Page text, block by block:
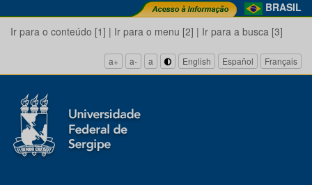
BRASIL
Ir para o conteúdo [1] | Ir para o menu [2] | Ir para a busca [3]
a+ a- a English Español Français